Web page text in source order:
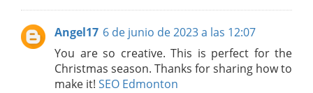
Angel17 6 de junio de 2023 a las 12:07
You are so creative. This is perfect for the
Christmas season. Thanks for sharing how to
make it! SEO Edmonton